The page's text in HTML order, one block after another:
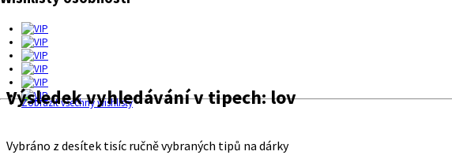
Zobrazit všechny wishlisty
Výsledek vyhledávání v tipech:lov
Vybráno z desítek tisíc ručně vybraných tipů na dárky